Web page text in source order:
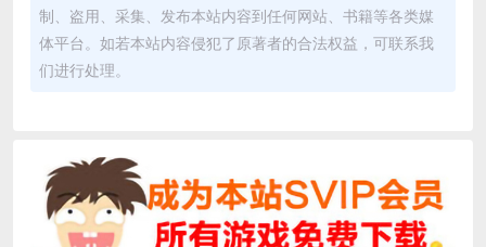
制、盗用、采集、发布本站内容到任何网站、书籍等各类媒
体平台。如若本站内容侵犯了原著者的合法权益，可联系我
们进行处理。